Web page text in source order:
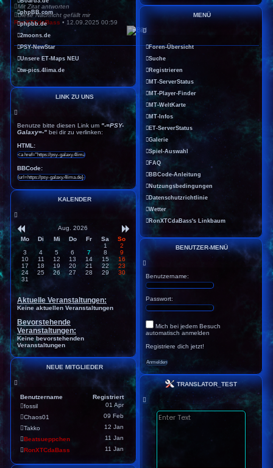
Mit Zitat antworten
Diese Nachricht gefällt mir
RonXTCdaBass • 12.09.2025 00:59
phpBB.com
phpbb.de
2moons.de
PSY-NewStar
Unsere ET-Maps NEU
tw-pics.4lima.de
LINK ZU UNS
Benutze bitte diesen Link um "-=PSY-
Galaxy=-" bei dir zu verlinken:
HTML:
BBCode:
KALENDER
Aug. 2026
Mo
Di Mi Do Fr Sa
So
1
2
3
4 5 6 7 8
9
10
11 12 13 14 15
16
17
18 19 20 21 22
23
24
25 26 27 28 29
30
31
Aktuelle Veranstaltungen:
Keine aktuellen Veranstaltungen
Bevorstehende
Veranstaltungen:
Keine bevorstehenden
Veranstaltungen
NEUE MITGLIEDER
Benutzername
Registriert
fossil
01 Apr
Chaos01
09 Feb
Takko
12 Jan
Beatsueppchen
11 Jan
RonXTCdaBass
11 Jan
MENÜ
Foren-Übersicht
Suche
Registrieren
MT-ServerStatus
MT-Player-Finder
MT-WeltKarte
MT-Infos
ET-ServerStatus
Galerie
Spiel-Auswahl
FAQ
BBCode-Anleitung
Nutzungsbedingungen
Datenschutzrichtlinie
Wetter
RonXTCdaBass's Linkbaum
BENUTZER-MENÜ
Benutzername:
Passwort:
Mich bei jedem Besuch
automatisch anmelden
Registriere dich jetzt!
TRANSLATOR_TEST